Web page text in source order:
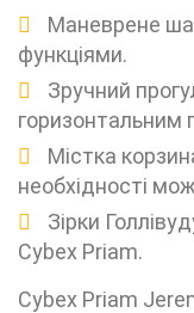
Маневрене
функціями.
Зручний
горизонтальним
Містка
необхідності
Зірки
Cybex Priam.
Cybex Priam